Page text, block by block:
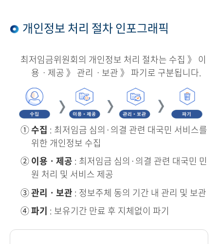
개인정보 처리 절차 인포그래픽
최저임금위원회의 개인정보 처리 절차는 수집 》 이
용ㆍ제공 》 관리ㆍ보관 》 파기로 구분됩니다.
①수집 : 최저임금 심의·의결 관련 대국민 서비스를
위한 개인정보 수집
② 이용ㆍ제공 : 최저임금 심의·의결 관련 대국민 민
원 처리 및 서비스 제공
③관리ㆍ보관 : 정보주체 동의 기간 내 관리 및 보관
④파기 : 보유기간 만료 후 지체없이 파기